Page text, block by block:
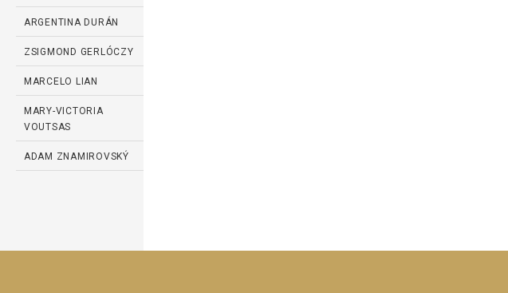
ARGENTINA DURÁN
ZSIGMOND GERLÓCZY
MARCELO LIAN
MARY-VICTORIA
VOUTSAS
ADAM ZNAMIROVSKÝ